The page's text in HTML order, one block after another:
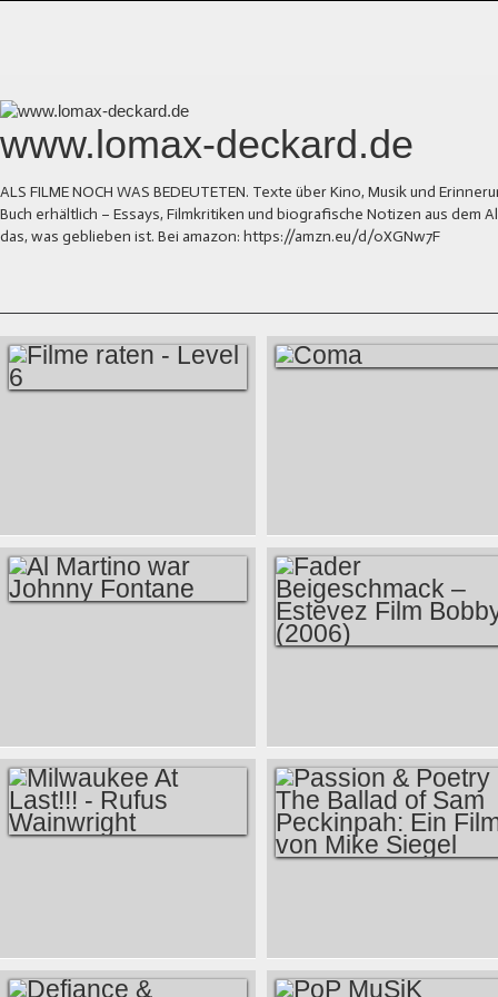
www.lomax-deckard.de
ALS FILME NOCH WAS BEDEUTETEN. Texte über Kino, Musik und
Buch erhältlich – Essays, Filmkritiken und biografische Notizen aus dem
das, was geblieben ist. Bei amazon: https://amzn.eu/d/0XGNw7F
BEIGESCHMACK –
ESTEVEZ FILM
BOBBY (2006)
WAINWRIGHT
POETRY - THE
BALLAD OF SAM